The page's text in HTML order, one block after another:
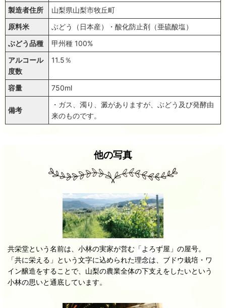
製造者住所
山梨県山梨市牧丘町
原料米
ぶどう（日本産）・酸化防止剤（亜硫酸塩）
ぶどう品種
甲州種 100%
アルコール
度数
11.5％
容量 750ml
備考
・ガス、濁り、澱がありますが、ぶどう及び発酵由
来のものです。
他の写真
共栄堂という名前は、小林の実家が営む「よろず屋」の屋号。
「共に栄える」という文字に込められた理念は、ブドウ栽培・ワ
イン醸造をすることで、山梨の農業全体の下支えをしたいという
小林の思いと通底しています。